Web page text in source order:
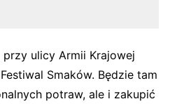
przy ulicy Armii Krajowej
Smaków. Będzie tam
potraw, ale i zakupić